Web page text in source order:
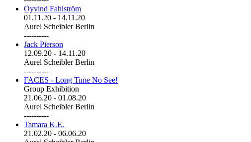
Öyvind Fahlström
01.11.20 - 14.11.20
Aurel Scheibler Berlin
----------
Jack Pierson
12.09.20 - 14.11.20
Aurel Scheibler Berlin
----------
FACES - Long Time No See!
Group Exhibition
21.06.20 - 01.08.20
Aurel Scheibler Berlin
----------
Tamara K.E.
21.02.20 - 06.06.20